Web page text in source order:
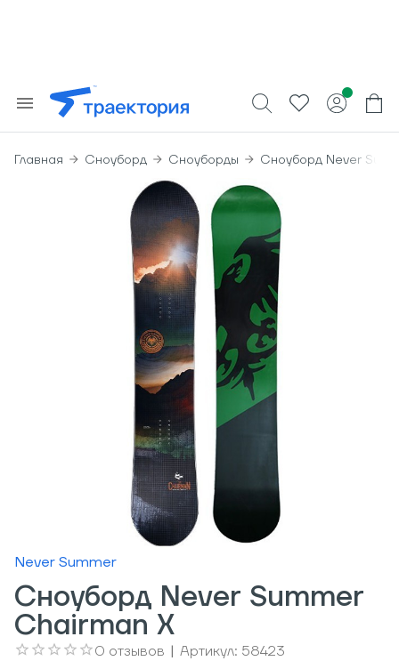
Главная Сноуборд Сноуборды Сноуборд Never
Never Summer
Сноуборд Never Summer
Chairman X
0 отзывов | Артикул: 58423